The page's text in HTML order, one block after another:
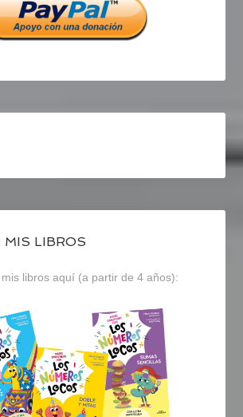
MIS LIBROS
libros aquí (a partir de 4 años):